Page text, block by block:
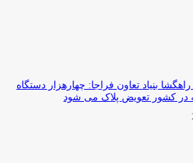
بنیاد تعاون فراجا: چهارهزار دستگاه
در کشور تعویض پلاک می شود